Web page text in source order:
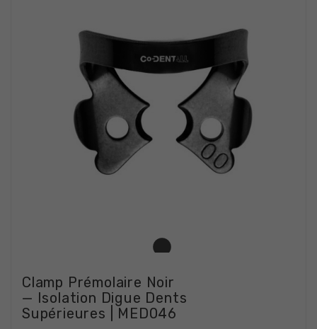
Clamp Prémolaire Noir
— Isolation Digue Dents
Supérieures | MED046